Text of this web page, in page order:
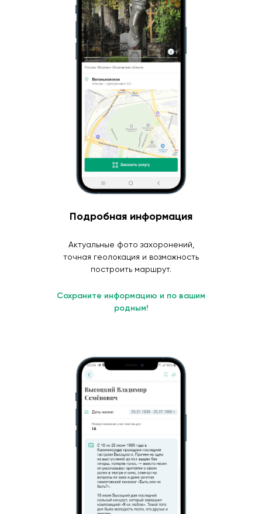
Подробная информация
Актуальные фото захоронений,
точная геолокация и возможность
построить маршрут.
Сохраните информацию и по вашим
родным!